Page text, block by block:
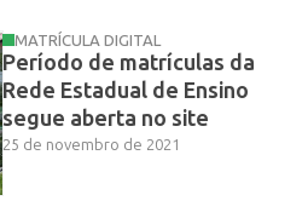
MATRÍCULA DIGITAL
Período de matrículas da
Rede Estadual de Ensino
segue aberta no site
25 de novembro de 2021